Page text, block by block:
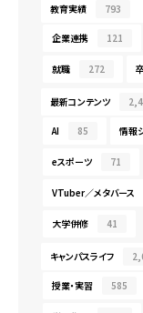
教育実績 793
企業連携 121
就職 272
最新コンテンツ
AI 85 情報
eスポーツ 71
VTuber／メタバース
大学併修 41
キャンパスライフ
授業・実習 585